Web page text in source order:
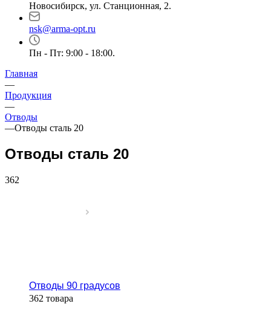
Новосибирск, ул. Станционная, 2.
nsk@arma-opt.ru
Пн - Пт: 9:00 - 18:00.
Главная
—
Продукция
—
Отводы
—Отводы сталь 20
Отводы сталь 20
362
Отводы 90 градусов
362 товара